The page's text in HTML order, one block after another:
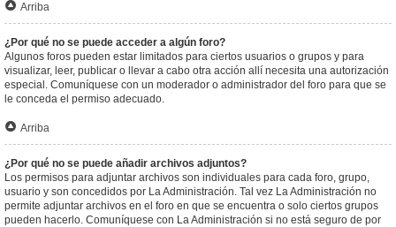
Arriba
¿Por qué no se puede acceder a algún foro?
Algunos foros pueden estar limitados para ciertos usuarios o grupos y para
visualizar, leer, publicar o llevar a cabo otra acción allí necesita una autorización
especial. Comuníquese con un moderador o administrador del foro para que se
le conceda el permiso adecuado.
Arriba
¿Por qué no se puede añadir archivos adjuntos?
Los permisos para adjuntar archivos son individuales para cada foro, grupo,
usuario y son concedidos por La Administración. Tal vez La Administración no
permite adjuntar archivos en el foro en que se encuentra o solo ciertos grupos
pueden hacerlo. Comuníquese con La Administración si no está seguro de por